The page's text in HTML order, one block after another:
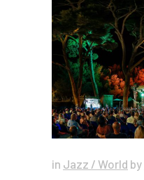
in Jazz / World by